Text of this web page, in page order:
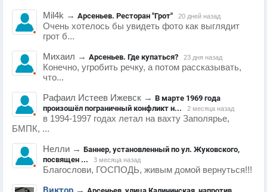
Mil4k → Арсеньев. Ресторан "Грот" 20 дней назад
Очень хотелось бы увидеть фото как выглядит
грот б...
Михаил → Арсеньев. Где купаться? 23 дня назад
Конечно, угробить речку, а потом рассказывать,
что...
Рафаил Истеев Ижевск → В марте 1969 года
произошёл пограничный конфликт н...
2 месяца назад
в 1994-1997 годах летал на вахту Заполярье,
БМПК, ...
Нелли → Баннер, установленный по ул. Жуковского,
посвящен ...
3 месяца назад
Благослови, ГОСПОДЬ, живым домой вернуться!!!